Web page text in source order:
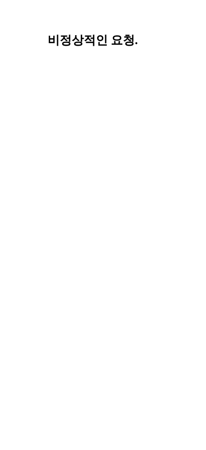
비정상적인 요청.